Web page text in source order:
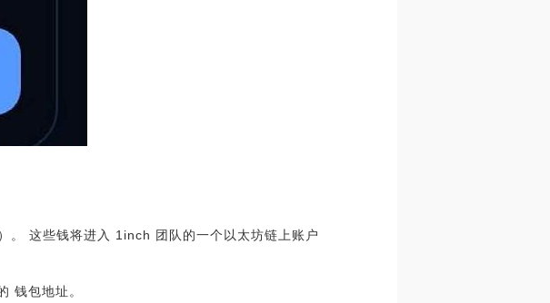
这些钱将进入 1inch 团队的一个以太坊链上账户
钱包地址。